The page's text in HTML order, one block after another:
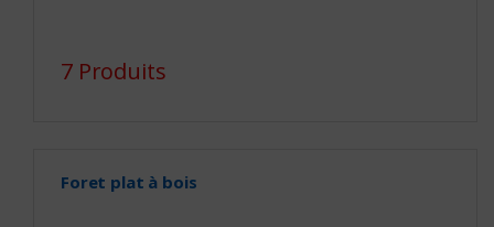
7 Produits
Foret plat à bois